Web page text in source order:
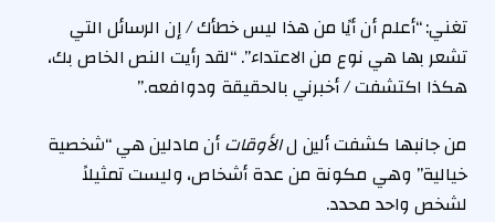
تغني: “أعلم أن أيًا من هذا ليس خطأك / إن الرسائل التي
تشعر بها هي نوع من الاعتداء”. “لقد رأيت النص الخاص بك،
هكذا اكتشفت / أخبرني بالحقيقة ودوافعه.”
من جانبها كشفت ألين لالأوقاتأن مادلين هي “شخصية
خيالية” وهي مكونة من عدة أشخاص، وليست تمثيلاً
لشخص واحد محدد.